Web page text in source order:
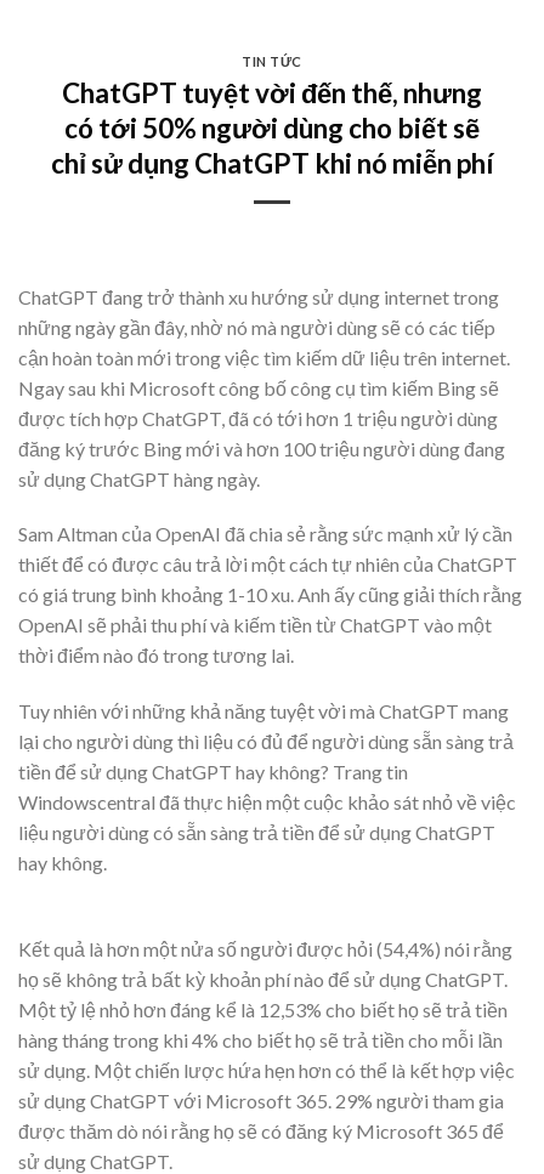
TIN TỨC
ChatGPT tuyệt vời đến thế, nhưng
có tới 50% người dùng cho biết sẽ
chỉ sử dụng ChatGPT khi nó miễn phí
ChatGPT đang trở thành xu hướng sử dụng internet trong
những ngày gần đây, nhờ nó mà người dùng sẽ có các tiếp
cận hoàn toàn mới trong việc tìm kiếm dữ liệu trên internet.
Ngay sau khi Microsoft công bố công cụ tìm kiếm Bing sẽ
được tích hợp ChatGPT, đã có tới hơn 1 triệu người dùng
đăng ký trước Bing mới và hơn 100 triệu người dùng đang
sử dụng ChatGPT hàng ngày.
Sam Altman của OpenAI đã chia sẻ rằng sức mạnh xử lý cần
thiết để có được câu trả lời một cách tự nhiên của ChatGPT
có giá trung bình khoảng 1-10 xu. Anh ấy cũng giải thích rằng
OpenAI sẽ phải thu phí và kiếm tiền từ ChatGPT vào một
thời điểm nào đó trong tương lai.
Tuy nhiên với những khả năng tuyệt vời mà ChatGPT mang
lại cho người dùng thì liệu có đủ để người dùng sẵn sàng trả
tiền để sử dụng ChatGPT hay không? Trang tin
Windowscentral đã thực hiện một cuộc khảo sát nhỏ về việc
liệu người dùng có sẵn sàng trả tiền để sử dụng ChatGPT
hay không.
Kết quả là hơn một nửa số người được hỏi (54,4%) nói rằng
họ sẽ không trả bất kỳ khoản phí nào để sử dụng ChatGPT.
Một tỷ lệ nhỏ hơn đáng kể là 12,53% cho biết họ sẽ trả tiền
hàng tháng trong khi 4% cho biết họ sẽ trả tiền cho mỗi lần
sử dụng. Một chiến lược hứa hẹn hơn có thể là kết hợp việc
sử dụng ChatGPT với Microsoft 365. 29% người tham gia
được thăm dò nói rằng họ sẽ có đăng ký Microsoft 365 để
sử dụng ChatGPT.